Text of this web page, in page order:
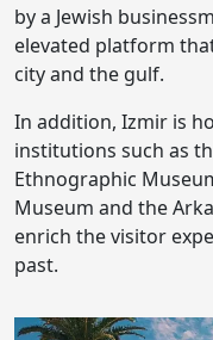
by a Jewish
elevated platform
city and the gulf.
In addition, Izmir is
institutions such as
Ethnographic
Museum and the
enrich the visitor
past.